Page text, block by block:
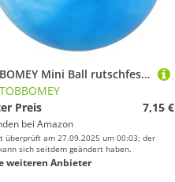
TOBBOMEY Mini Ball rutschfest Gymnastikball Bunt Leicht Tragbar Vielseitig für Yoga Workout Fitness Training
TOBBOMEY
Preis
7,15 €
bei Amazon
überprüft am 27.09.2025 um 00:03; der
sich seitdem geändert haben.
weiteren Anbieter